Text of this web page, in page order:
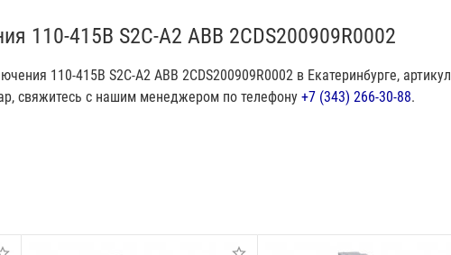
110-415В S2C-A2 ABB 2CDS200909R0002
110-415В S2C-A2 ABB 2CDS200909R0002 в Екатеринбурге, артикул
свяжитесь с нашим менеджером по телефону +7 (343) 266-30-88.